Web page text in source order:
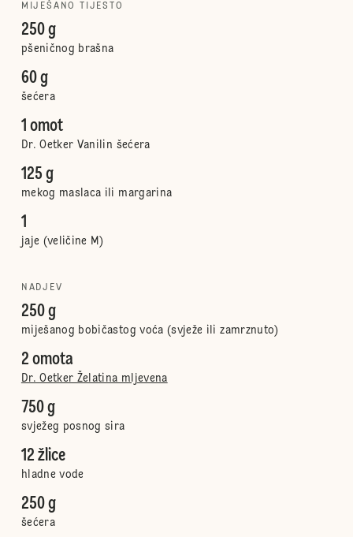
MIJEŠANO TIJESTO
250 g
pšeničnog brašna
60 g
šećera
1 omot
Dr. Oetker Vanilin šećera
125 g
mekog maslaca ili margarina
1
jaje (veličine M)
NADJEV
250 g
miješanog bobičastog voća (svježe ili zamrznuto)
2 omota
Dr. Oetker Želatina mljevena
750 g
svježeg posnog sira
12 žlice
hladne vode
250 g
šećera